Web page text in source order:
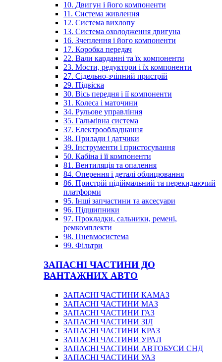
10. Двигун і його компоненти
11. Система живлення
12. Система вихлопу
13. Система охолодження двигуна
16. Зчеплення і його компоненти
17. Коробка передач
22. Вали карданні та їх компоненти
23. Мости, редуктори і їх компоненти
27. Сідельно-зчіпний пристрій
29. Підвіска
30. Вісь передня і її компоненти
31. Колеса і маточини
34. Рульове управління
35. Гальмівна система
37. Електрообладнання
38. Прилади і датчики
39. Інструменти і пристосування
50. Кабіна і її компоненти
81. Вентиляція та опалення
84. Оперення і деталі облицювання
86. Пристрій підіймальний та перекидаючий
платформи
95. Інші запчастини та аксесуари
96. Підшипники
97. Прокладки, сальники, ремені,
ремкомплекти
98. Пневмосистема
99. Фільтри
ЗАПАСНІ ЧАСТИНИ ДО
ВАНТАЖНИХ АВТО
ЗАПАСНІ ЧАСТИНИ КАМАЗ
ЗАПАСНІ ЧАСТИНИ МАЗ
ЗАПАСНІ ЧАСТИНИ ГАЗ
ЗАПАСНІ ЧАСТИНИ ЗІЛ
ЗАПАСНІ ЧАСТИНИ КРАЗ
ЗАПАСНІ ЧАСТИНИ УРАЛ
ЗАПАСНІ ЧАСТИНИ АВТОБУСИ СНД
ЗАПАСНІ ЧАСТИНИ УАЗ